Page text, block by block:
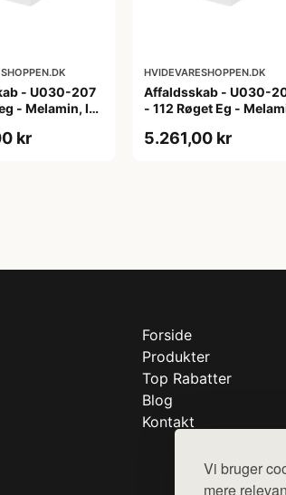
Vi bruger
mere
- U030-207
- Melamin, lys
kr
HVIDEVARESHOPPEN.DK
Affaldsskab - U030-
- 112 Røget Eg -
5.261,00 kr
Forside
Produkter
Top Rabatter
Blog
Kontakt